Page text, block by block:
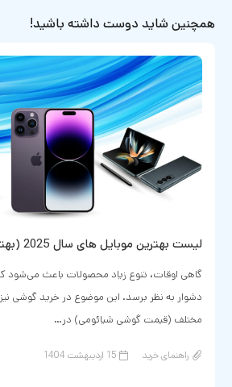
همچنین شاید دوست داشته باشید!
انواع خرید ربات های هوشمند کوچک و
با پیشرفت‌های چشمگیر در تکنولوژی و هوش
کوچک و سخنگو به یکی از محبوب‌ترین انتخاب‌ها
شده‌اند که به دنبال تجربه‌ای متفاوت از…